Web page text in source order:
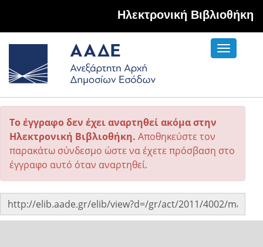
Hλεκτρονική Βιβλιοθήκη
Toggle
Το έγγραφο δεν έχει αναρτηθεί ακόμα στην
Ηλεκτρονική Βιβλιοθήκη. Αποθηκεύστε τον
παρακάτω σύνδεσμο ώστε να έχετε πρόσβαση στο
έγγραφο αυτό όταν αναρτηθεί.